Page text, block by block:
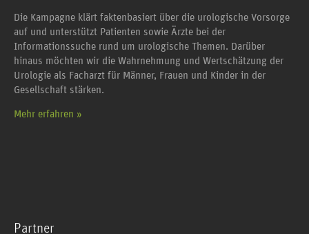
Die Kampagne klärt faktenbasiert über die urologische Vorsorge
auf und unterstützt Patienten sowie Ärzte bei der
Informationssuche rund um urologische Themen. Darüber
hinaus möchten wir die Wahrnehmung und Wertschätzung der
Urologie als Facharzt für Männer, Frauen und Kinder in der
Gesellschaft stärken.
Mehr erfahren »
Partner